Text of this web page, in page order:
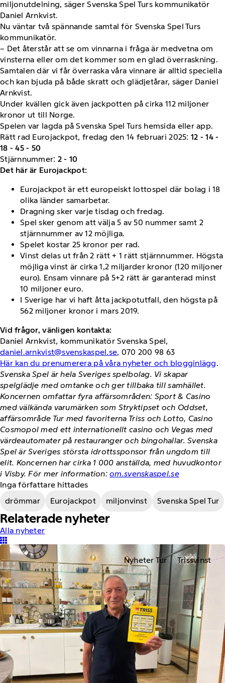
miljonutdelning, säger Svenska Spel Turs kommunikatör
Daniel Arnkvist.
Nu väntar två spännande samtal för Svenska Spel Turs
kommunikatör.
– Det återstår att se om vinnarna i fråga är medvetna om
vinsterna eller om det kommer som en glad överraskning.
Samtalen där vi får överraska våra vinnare är alltid speciella
och kan bjuda på både skratt och glädjetårar, säger Daniel
Arnkvist.
Under kvällen gick även jackpotten på cirka 112 miljoner
kronor ut till Norge.
Spelen var lagda på Svenska Spel Turs hemsida eller app.
Rätt rad Eurojackpot, fredag den 14 februari 2025: 12 - 14 -
18 - 45 - 50
Stjärnnummer: 2 - 10
Det här är Eurojackpot:
Eurojackpot är ett europeiskt lottospel där bolag i 18
olika länder samarbetar.
Dragning sker varje tisdag och fredag.
Spel sker genom att välja 5 av 50 nummer samt 2
stjärnnummer av 12 möjliga.
Spelet kostar 25 kronor per rad.
Vinst delas ut från 2 rätt + 1 rätt stjärnnummer. Högsta
möjliga vinst är cirka 1,2 miljarder kronor (120 miljoner
euro). Ensam vinnare på 5+2 rätt är garanterad minst
10 miljoner euro.
I Sverige har vi haft åtta jackpotutfall, den högsta på
562 miljoner kronor i mars 2019.
Vid frågor, vänligen kontakta:
Daniel Arnkvist, kommunikatör Svenska Spel,
daniel.arnkvist@svenskaspel.se, 070 200 98 63
Här kan du prenumerera på våra nyheter och blogginlägg.
Svenska Spel är hela Sveriges spelbolag. Vi skapar
spelglädje med omtanke och ger tillbaka till samhället.
Koncernen omfattar fyra affärsområden: Sport & Casino
med välkända varumärken som Stryktipset och Oddset,
affärsområde Tur med favoriterna Triss och Lotto, Casino
Cosmopol med ett internationellt casino och Vegas med
värdeautomater på restauranger och bingohallar. Svenska
Spel är Sveriges största idrottssponsor från ungdom till
elit. Koncernen har cirka 1 000 anställda, med huvudkontor
i Visby. För mer information:om.svenskaspel.se
Inga författare hittades
drömmar
Eurojackpot miljonvinst Svenska Spel Tur
Relaterade nyheter
Alla nyheter
Nyheter Tur Trissvinst